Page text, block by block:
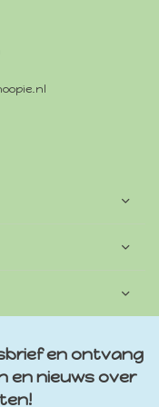
en ontvang
en nieuws over